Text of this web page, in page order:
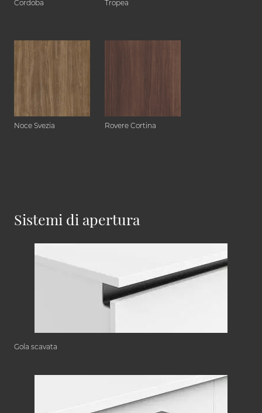
Cordoba Tropea
Noce Svezia Rovere Cortina
Sistemi di apertura
Gola scavata